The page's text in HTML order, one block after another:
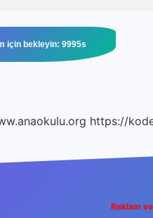
https://
Reklam